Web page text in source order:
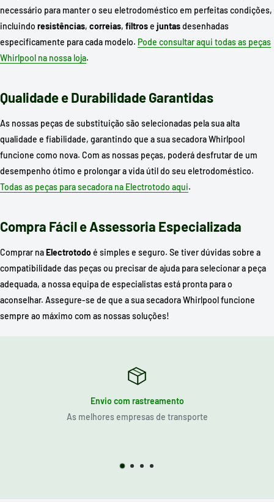
necessário para manter o seu eletrodoméstico em perfeitas condições,
incluindo resistências, correias, filtrose juntasdesenhadas
especificamente para cada modelo. Pode consultar aqui todas as peças
Whirlpool na nossa loja.
Qualidade e Durabilidade Garantidas
As nossas peças de substituição são selecionadas pela sua alta
qualidade e fiabilidade, garantindo que a sua secadora Whirlpool
funcione como nova. Com as nossas peças, poderá desfrutar de um
desempenho ótimo e prolongar a vida útil do seu eletrodoméstico.
Todas as peças para secadora na Electrotodo aqui.
Compra Fácil e Assessoria Especializada
Comprar naElectrotodoé simples e seguro. Se tiver dúvidas sobre a
compatibilidade das peças ou precisar de ajuda para selecionar a peça
adequada, a nossa equipa de especialistas está pronta para o
aconselhar. Assegure-se de que a sua secadora Whirlpool funcione
sempre ao máximo com as nossas soluções!
Envio com rastreamento
As melhores empresas de transporte